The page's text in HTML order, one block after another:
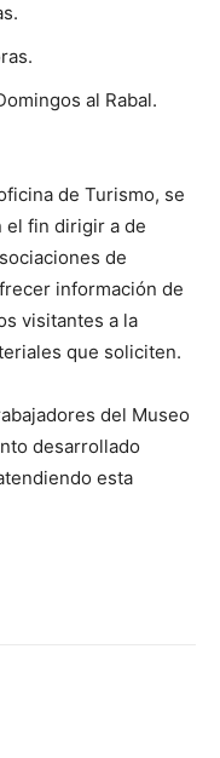
al Rabal.
de Turismo, se
el fin dirigir a de
de
información de
visitantes a la
que soliciten.
del Museo
desarrollado
esta